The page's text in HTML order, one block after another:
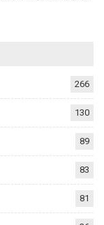
266
130
89
83
81